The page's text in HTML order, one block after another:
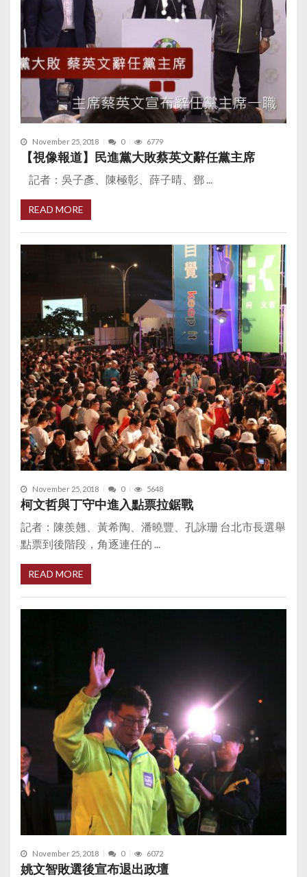
November 25, 2018 0 6779
【視像報道】民進黨大敗蔡英文辭任黨主席
記者：吳子彥、陳極彰、薛子晴、鄧 ...
READ MORE
November 25, 2018 0 5648
柯文哲與丁守中進入點票拉鋸戰
記者：陳羨翹、黃希陶、潘曉豐、孔詠珊 台北市長選舉
點票到後階段，角逐連任的 ...
READ MORE
November 25, 2018 0 6072
姚文智敗選後宣布退出政壇